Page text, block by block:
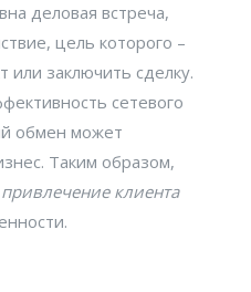
деловая встреча,
цель которого –
или заключить сделку.
сетевого
обмен может
Таким образом,
привлечение клиента